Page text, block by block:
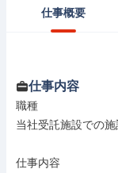
仕事概要
仕事内容
職種
当社受託施設での
仕事内容